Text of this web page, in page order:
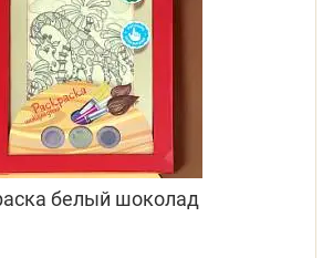
белый шоколад